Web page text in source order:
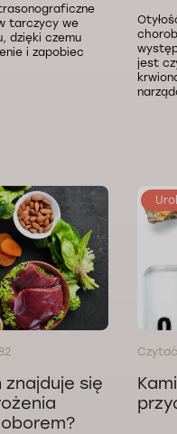
tarczycy we
dzięki czemu
i zapobiec
jest
się